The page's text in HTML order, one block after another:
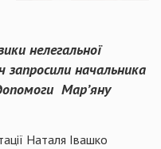
нелегальної
запросили начальника
Мар’яну
Наталя Івашко